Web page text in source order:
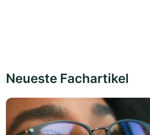
Neueste Fachartikel